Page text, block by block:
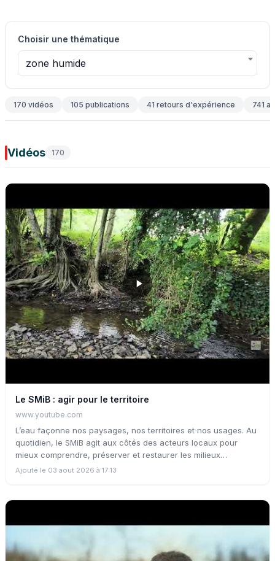
Choisir une thématique
zone humide
170 vidéos 105 publications 41 retours d'expérience 741
Vidéos 170
Le SMiB : agir pour le territoire
www.youtube.com
L’eau façonne nos paysages, nos territoires et nos usages. Au
quotidien, le SMiB agit aux côtés des acteurs locaux pour
mieux comprendre, préserver et restaurer les milieux
aquatiques et le bocage. À travers cette vidéo, découvrez qui
Ajouté le 03 aout 2026 à 17:13